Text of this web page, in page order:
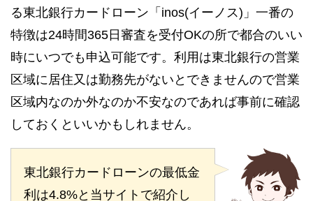
る東北銀行カードローン「inos(イーノス)」一番の
特徴は24時間365日審査を受付OKの所で都合のいい
時にいつでも申込可能です。利用は東北銀行の営業
区域に居住又は勤務先がないとできませんので営業
区域内なのか外なのか不安なのであれば事前に確認
しておくといいかもしれません。
東北銀行カードローンの最低金
利は4.8%と当サイトで紹介し